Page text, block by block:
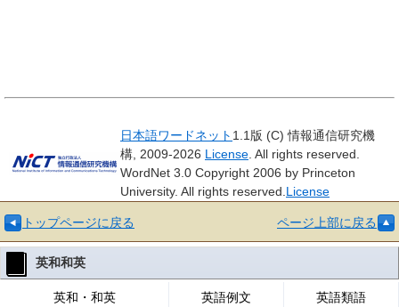
日本語ワードネット 1.1版 (C) 情報通信研究機
構, 2009-2026 License . All rights reserved.
WordNet 3.0 Copyright 2006 by Princeton
University. All rights reserved. License
トップページに戻る ページ上部に戻る
英和和英
英和・和英 英語例文 英語類語